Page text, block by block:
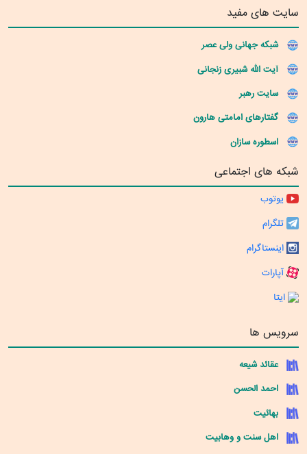
سایت های مفید
شبکه جهانی ولی عصر
آیت الله شبیری زنجانی
سایت رهبر
گفتارهای امامتی هارون
اسطوره سازان
شبکه های اجتماعی
یوتوب
تلگرام
اینستاگرام
آپارات
ایتا
سرویس ها
عقائد شیعه
احمد الحسن
بهائیت
اهل سنت و وهابیت